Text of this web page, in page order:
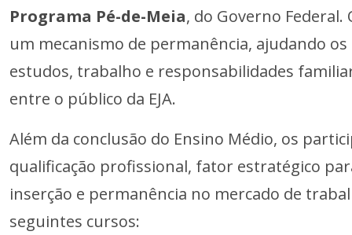
Programa Pé-de-Meia, do Governo
um mecanismo de permanência, ajudando
estudos, trabalho e responsabilidades
entre o público da EJA.
Além da conclusão do Ensino Médio, os
qualificação profissional, fator estratégico
inserção e permanência no mercado de
seguintes cursos: